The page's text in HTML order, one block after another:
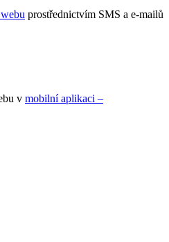
prostřednictvím SMS a e-mailů
v mobilní aplikaci –